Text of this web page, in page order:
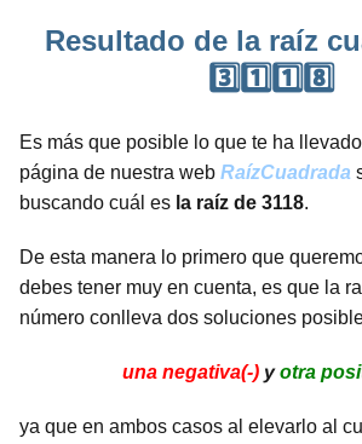
Resultado de la raíz
3️⃣1️⃣1️⃣8️⃣
Es más que posible lo que te ha
página de nuestra web RaízCuadrada
buscando cuál es la raíz de 3118.
De esta manera lo primero que
debes tener muy en cuenta, es que la
número conlleva dos soluciones
una negativa(-)yotra
ya que en ambos casos al elevarlo al